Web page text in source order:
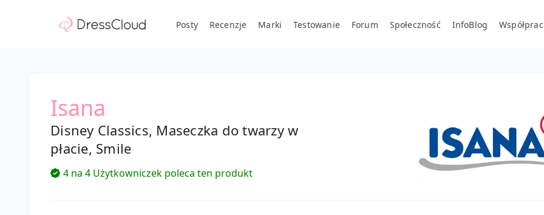
Posty Recenzje Marki Testowanie Forum Społeczność InfoBlog
Isana
Disney Classics, Maseczka do twarzy w
płacie, Smile
4 na 4 Użytkowniczek poleca ten produkt